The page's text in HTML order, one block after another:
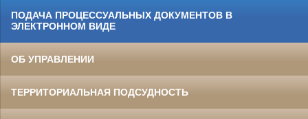
ПОДАЧА ПРОЦЕССУАЛЬНЫХ ДОКУМЕНТОВ В
ЭЛЕКТРОННОМ ВИДЕ
ОБ УПРАВЛЕНИИ
ТЕРРИТОРИАЛЬНАЯ ПОДСУДНОСТЬ